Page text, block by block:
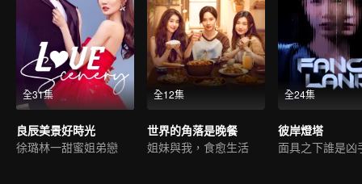
全31集
良辰美景好時光
徐璐林一甜蜜姐弟戀
全12集
世界的角落是晚餐
姐妹與我，食愈生活
全24集
彼岸燈塔
面具之下誰是凶